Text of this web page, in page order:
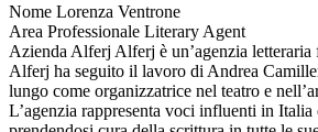
Nome Lorenza Ventrone
Area Professionale Literary Agent
Azienda Alferj Alferj è un’agenzia
Alferj ha seguito il lavoro di Andrea
lungo come organizzatrice nel teatro e
L’agenzia rappresenta voci influenti in Italia